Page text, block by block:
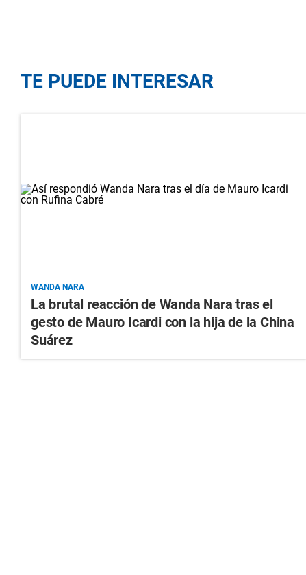
TE PUEDE INTERESAR
WANDA NARA
La brutal reacción de Wanda Nara tras el
gesto de Mauro Icardi con la hija de la China
Suárez